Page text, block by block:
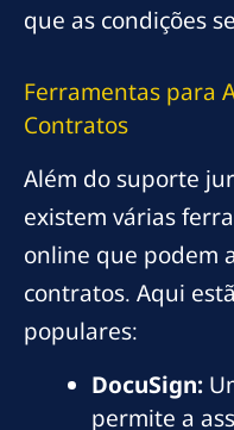
que as condições
Ferramentas para
Contratos
Além do suporte
existem várias
online que podem
contratos. Aqui
populares:
DocuSign:
permite a